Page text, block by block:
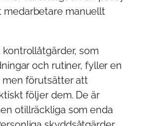
medarbetare manuellt
som
och rutiner, fyller en
förutsätter att
följer dem. De är
otillräckliga som enda